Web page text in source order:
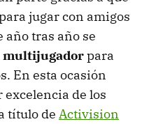
jugar con amigos
año tras año se
multijugadorpara
En esta ocasión
de los
título de Activision